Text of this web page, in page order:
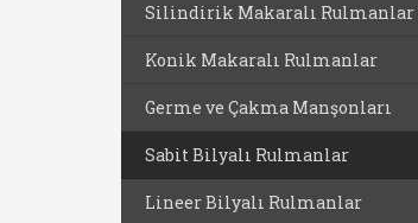
Silindirik Makaralı Rulmanlar
Konik Makaralı Rulmanlar
Germe ve Çakma Manşonları
Sabit Bilyalı Rulmanlar
Lineer Bilyalı Rulmanlar